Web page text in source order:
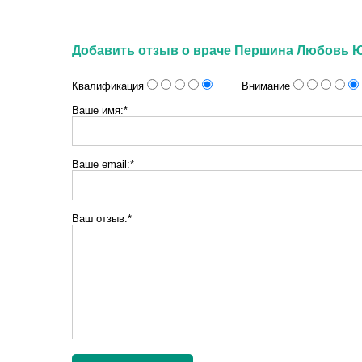
Добавить отзыв о враче Першина Любовь
Квалификация Внимание
Ваше имя:*
Ваше email:*
Ваш отзыв:*